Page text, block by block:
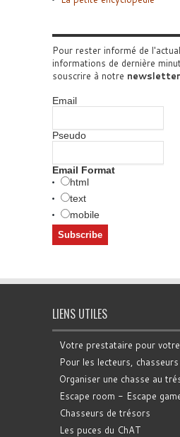
Pour rester informé de
informations de dernière
souscrire à notre newsletter
Email
Pseudo
Email Format
html
text
mobile
LIENS UTILES
Votre prestataire pour
Pour les lecteurs,
Organiser une chasse au
Escape room - Escape
Chasseurs de trésors
Les puces du ChAT